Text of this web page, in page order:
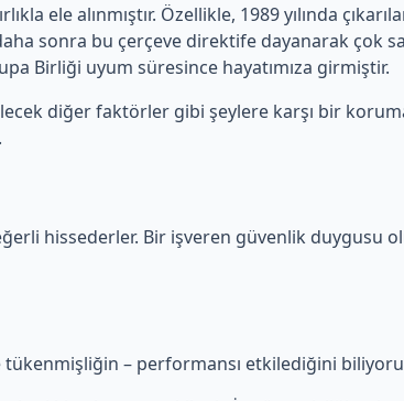
ele alınmıştır. Özellikle, 1989 yılında
sonra bu çerçeve direktife dayanarak çok
Birliği uyum süresince hayatımıza girmiştir.
diğer faktörler gibi şeylere karşı bir
hissederler. Bir işveren güvenlik duygusu
tükenmişliğin – performansı etkilediğini